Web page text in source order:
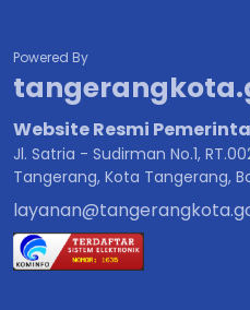
Powered By
Website Resmi
Jl. Satria - Sudirman No.1,
Tangerang, Kota Tangerang,